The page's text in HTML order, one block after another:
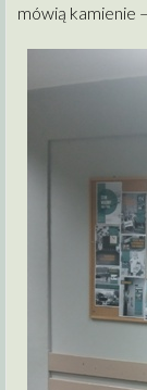
mówią kamienie